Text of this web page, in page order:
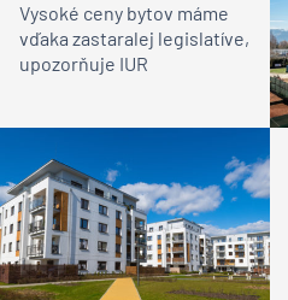
Vysoké ceny bytov máme
vďaka zastaralej legislatíve,
upozorňuje IUR